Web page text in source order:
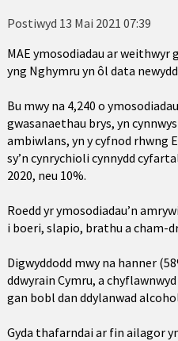
Postiwyd 13 Mai 2021 07:39
MAE ymosodiadau ar weithwyr
yng Nghymru yn ôl data
Bu mwy na 4,240 o
gwasanaethau brys, yn
ambiwlans, yn y cyfnod rhwng
sy’n cynrychioli cynnydd
2020, neu 10%.
Roedd yr ymosodiadau’n
i boeri, slapio, brathu a cham-
Digwyddodd mwy na hanner
ddwyrain Cymru, a
gan bobl dan ddylanwad
Gyda thafarndai ar fin ailagor